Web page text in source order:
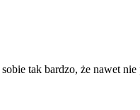
tak bardzo, że nawet